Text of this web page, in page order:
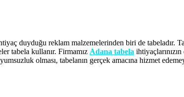
duyduğu reklam malzemelerinden biri de tabeladır.
tabela kullanır. Firmamız Adana tabela
olması, tabelanın gerçek amacına hizmet